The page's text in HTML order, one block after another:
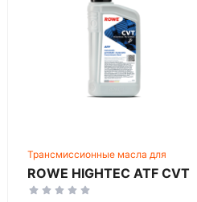
Трансмиссионные масла для
автоматических трансмиссий
ROWE HIGHTEC ATF CVT